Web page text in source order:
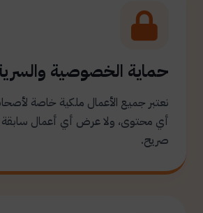
حماية الخصوصية
نعتبر جميع الأعمال ملكية خاصة
أي محتوى، ولا عرض أي أعمال
صريح.